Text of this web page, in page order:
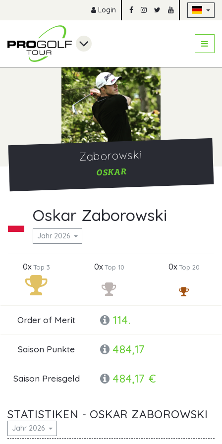
Login
Zaborowski
OSKAR
Oskar Zaborowski
Jahr 2026
0xTop 3 0xTop 10 0xTop 20
Order of Merit 114.
Saison Punkte 484,17
Saison Preisgeld 484,17 €
STATISTIKEN - OSKAR ZABOROWSKI
Jahr 2026